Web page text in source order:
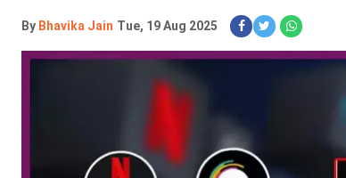
By Bhavika Jain Tue, 19 Aug 2025